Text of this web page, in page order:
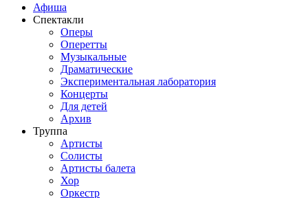
Афиша
Спектакли
Оперы
Оперетты
Музыкальные
Драматические
Экспериментальная лаборатория
Концерты
Для детей
Архив
Труппа
Артисты
Солисты
Артисты балета
Хор
Оркестр